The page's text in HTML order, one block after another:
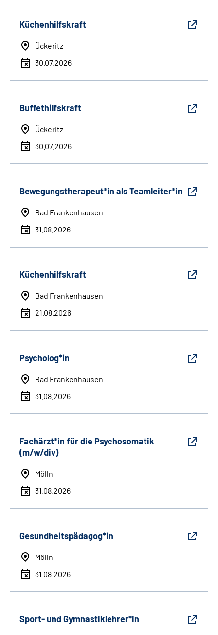
Küchenhilfskraft
Ückeritz
30.07.2026
Buffethilfskraft
Ückeritz
30.07.2026
Bewegungstherapeut*in als Teamleiter*in
Bad Frankenhausen
31.08.2026
Küchenhilfskraft
Bad Frankenhausen
21.08.2026
Psycholog*in
Bad Frankenhausen
31.08.2026
Fachärzt*in für die Psychosomatik
(m/w/div)
Mölln
31.08.2026
Gesundheitspädagog*in
Mölln
31.08.2026
Sport- und Gymnastiklehrer*in